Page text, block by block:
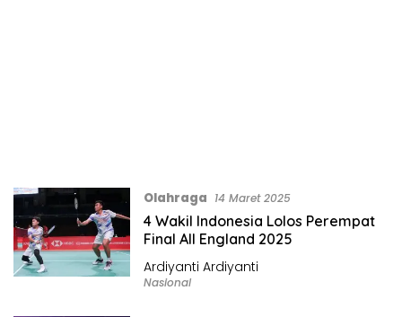
Olahraga 14 Maret 2025
4 Wakil Indonesia Lolos Perempat
Final All England 2025
Ardiyanti Ardiyanti
Nasional